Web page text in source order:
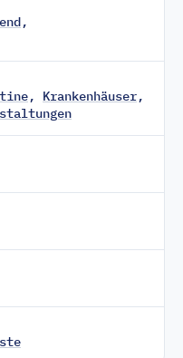
,
, Krankenhäuser,